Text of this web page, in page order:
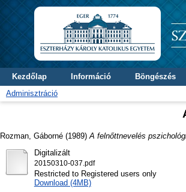
Kezdőlap Információ
Böngészés
Adminisztráció
Rozman, Gáborné (1989) A felnőttnevelés
Digitalizált
20150310-037.pdf
Restricted to Registered users only
Download (4MB)